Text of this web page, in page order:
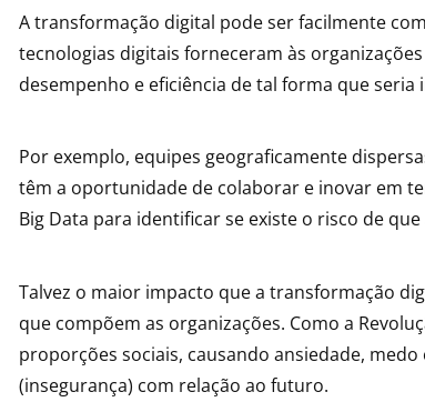
A transformação digital pode ser facilmente
tecnologias digitais forneceram às
desempenho e eficiência de tal forma que
Por exemplo, equipes geograficamente
têm a oportunidade de colaborar e inovar em
Big Data para identificar se existe o risco de
Talvez o maior impacto que a transformação
que compõem as organizações. Como a
proporções sociais, causando ansiedade,
(insegurança) com relação ao futuro.